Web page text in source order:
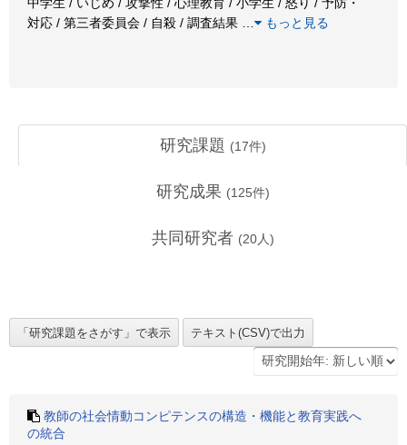
対応 / 第三者委員会 / 自殺 / 調査結果
もっと見る
研究課題 (17件)
研究成果 (125件)
共同研究者 (20人)
教師の社会情動コンピテンスの構造・機能と教育実践へ
の統合